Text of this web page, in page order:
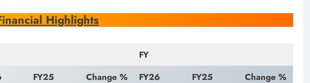
Highlights
FY
FY25 Change % FY26 FY25
Change %